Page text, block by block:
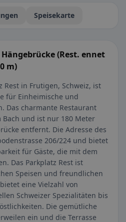
Speisekarte
(Rest. ennet
m)
Rest in Frutigen, Schweiz, ist
für Einheimische und
Das charmante Restaurant
und ist nur 180 Meter
entfernt. Die Adresse des
206/224 und bietet
für Gäste, die mit dem
Das Parkplatz Rest ist
Speisen und freundlichen
eine Vielzahl von
Schweizer Spezialitäten bis
Die gemütliche
ein und die Terrasse